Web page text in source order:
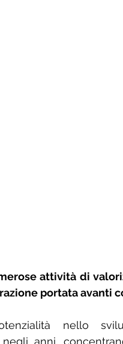
attività di
portata avanti
nello